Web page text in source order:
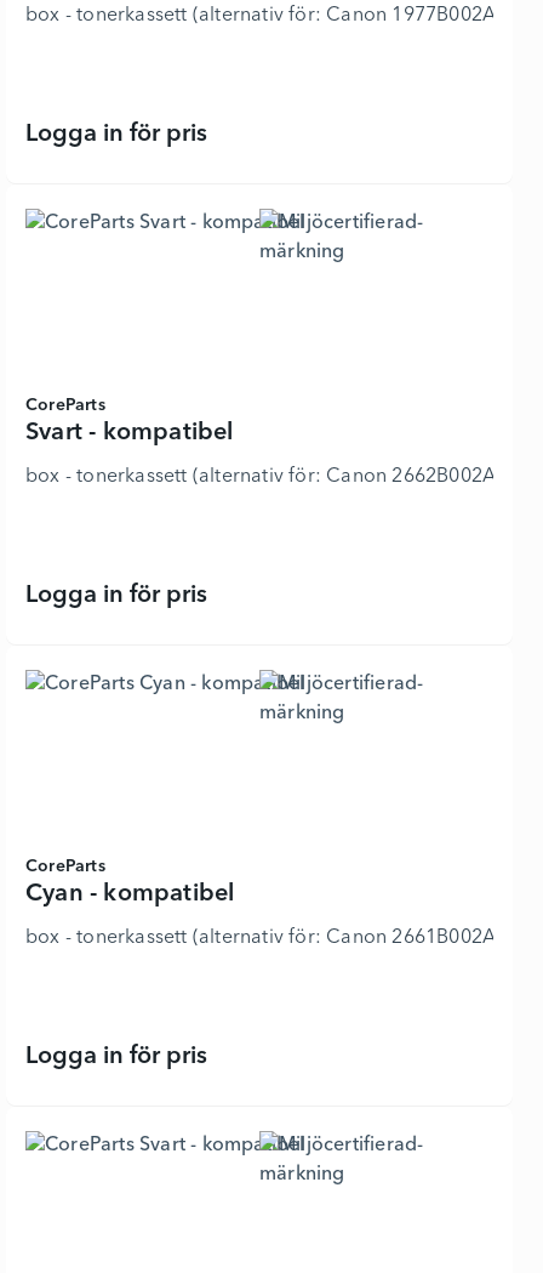
box - tonerkassett (alternativ för: Canon 1977B002AA) -
Logga in för prisGul - kompatibel - 6336819 - Lägg i
CoreParts
Svart - kompatibel
box - tonerkassett (alternativ för: Canon 2662B002AA) -
Logga in för prisSvart - kompatibel - 6330797 - Lägg
CoreParts
Cyan - kompatibel
box - tonerkassett (alternativ för: Canon 2661B002AA) -
Logga in för prisCyan - kompatibel - 6318518 - Lägg